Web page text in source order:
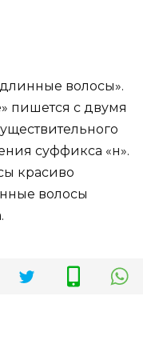
волосы».
пишется с двумя
суффикса «н».
красиво
волосы